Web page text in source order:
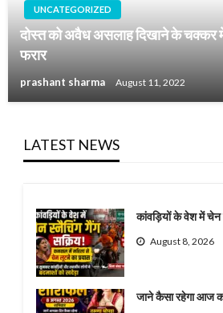
UNCATEGORIZED
दोस्त को अवैध असलाह दिखाने के चक्कर मे
फरार
prashant sharma August 11, 2022
LATEST NEWS
कांवड़ियों के वेश में
August 8, 2026
जाने कैसा रहेगा आज